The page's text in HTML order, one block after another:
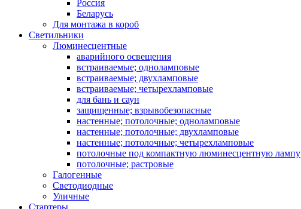
Россия
Беларусь
Для монтажа в короб
Светильники
Люминесцентные
аварийного освещения
встраиваемые; одноламповые
встраиваемые; двухламповые
встраиваемые; четырехламповые
для бань и саун
защищенные; взрывобезопасные
настенные; потолочные; одноламповые
настенные; потолочные; двухламповые
настенные; потолочные; четырехламповые
потолочные под компактную люминесцентную лампу
потолочные; растровые
Галогенные
Светодиодные
Уличные